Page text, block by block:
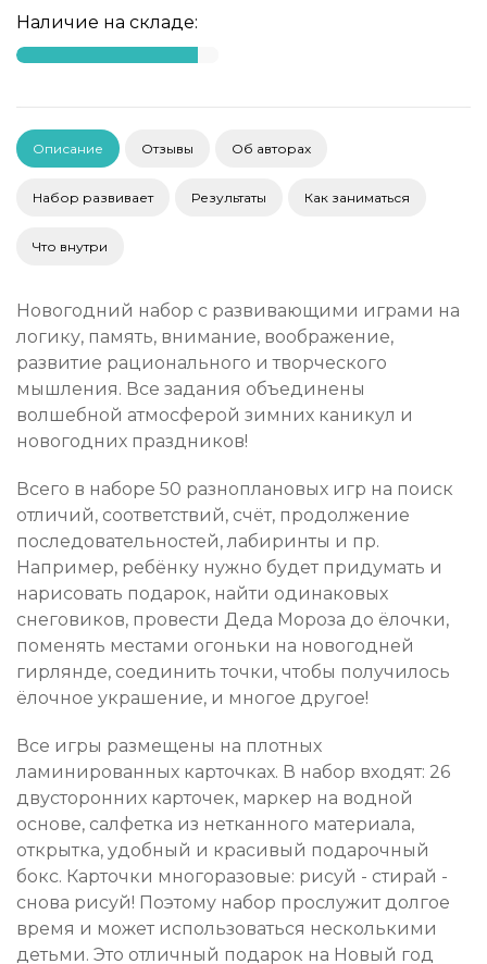
Наличие на складе:
Описание Отзывы Об авторах
Набор развивает Результаты Как заниматься
Что внутри
Новогодний набор с развивающими играми на
логику, память, внимание, воображение,
развитие рационального и творческого
мышления. Все задания объединены
волшебной атмосферой зимних каникул и
новогодних праздников!
Всего в наборе 50 разноплановых игр на поиск
отличий, соответствий, счёт, продолжение
последовательностей, лабиринты и пр.
Например, ребёнку нужно будет придумать и
нарисовать подарок, найти одинаковых
снеговиков, провести Деда Мороза до ёлочки,
поменять местами огоньки на новогодней
гирлянде, соединить точки, чтобы получилось
ёлочное украшение, и многое другое!
Все игры размещены на плотных
ламинированных карточках. В набор входят: 26
двусторонних карточек, маркер на водной
основе, салфетка из нетканного материала,
открытка, удобный и красивый подарочный
бокс. Карточки многоразовые: рисуй - стирай -
снова рисуй! Поэтому набор прослужит долгое
время и может использоваться несколькими
детьми. Это отличный подарок на Новый год